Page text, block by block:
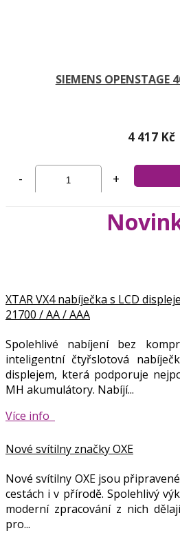
SIEMENS OPENSTAGE
4 417 Kč
- +
XTAR VX4 nabíječka s LCD
21700 / AA / AAA
Spolehlivé nabíjení bez
inteligentní čtyřslotová
displejem, která podporuje
MH akumulátory. Nabíjí...
Více info
Nové svítilny značky OXE
Nové svítilny OXE jsou
cestách i v přírodě. Spolehlivý
moderní zpracování z nich
pro...